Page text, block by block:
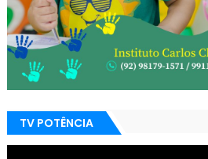
TV POTÊNCIA